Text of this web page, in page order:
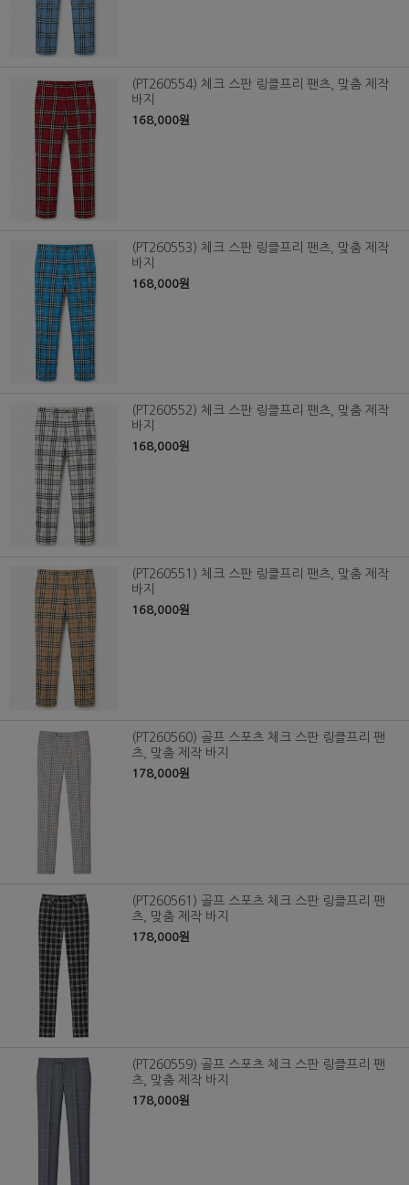
(PT260554) 체크 스판 링클프리 팬츠, 맞춤 제작
바지
168,000원
(PT260553) 체크 스판 링클프리 팬츠, 맞춤 제작
바지
168,000원
(PT260552) 체크 스판 링클프리 팬츠, 맞춤 제작
바지
168,000원
(PT260551) 체크 스판 링클프리 팬츠, 맞춤 제작
바지
168,000원
(PT260560) 골프 스포츠 체크 스판 링클프리 팬
츠, 맞춤 제작 바지
178,000원
(PT260561) 골프 스포츠 체크 스판 링클프리 팬
츠, 맞춤 제작 바지
178,000원
(PT260559) 골프 스포츠 체크 스판 링클프리 팬
츠, 맞춤 제작 바지
178,000원